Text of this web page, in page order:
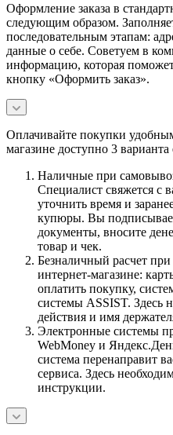
Оформление заказа в
следующим образом.
последовательным этапам:
данные о себе. Советуем в
информацию, которая
кнопку «Оформить заказ».
Оплачивайте покупки
магазине доступно 3
Наличные при
Специалист свяжется с
уточнить время и
купюры. Вы
документы, вносите
товар и чек.
Безналичный расчет
интернет-магазине:
оплатить покупку,
системы ASSIST. Здесь
действия и имя
Электронные системы
WebMoney и
система перенаправит
сервиса. Здесь
инструкции.